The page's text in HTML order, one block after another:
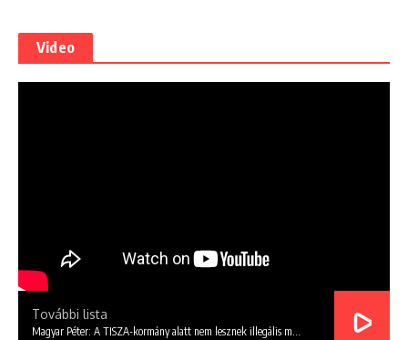
Video
További lista
Magyar Péter: A TISZA-kormány alatt nem lesznek illegális migránsok Magyarországon